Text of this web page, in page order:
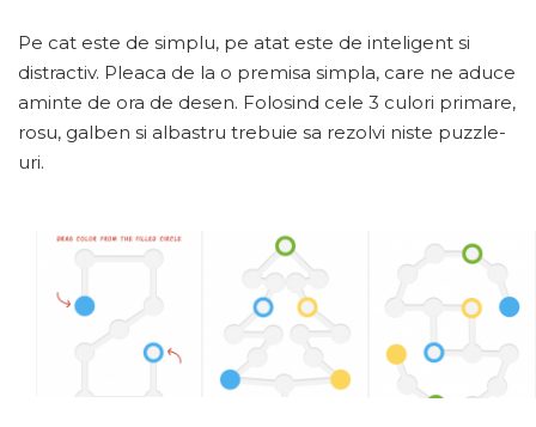
Pe cat este de simplu, pe atat este de inteligent si
distractiv. Pleaca de la o premisa simpla, care ne aduce
aminte de ora de desen. Folosind cele 3 culori primare,
rosu, galben si albastru trebuie sa rezolvi niste puzzle-
uri.